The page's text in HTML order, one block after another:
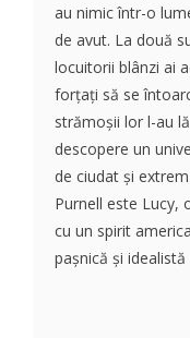
au nimic într-o
de avut. La două
locuitorii blânzi ai
forțați să se
strămoșii lor l-au
descopere un
de ciudat și
Purnell este Lucy,
cu un spirit
pașnică și